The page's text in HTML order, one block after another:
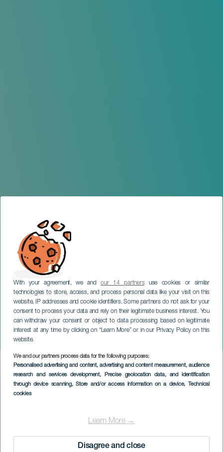
With your agreement, we andour 14 partnersuse cookies or similar
technologies to store, access, and process personal data like your visit on this
website, IP addresses and cookie identifiers. Some partners do not ask for your
consent to process your data and rely on their legitimate business interest. You
can withdraw your consent or object to data processing based on legitimate
interest at any time by clicking on “Learn More” or in our Privacy Policy on this
website.
We and our partners process data for the following purposes:
Personalised advertising and content, advertising and content measurement, audience
research and services development, Precise geolocation data, and identification
through device scanning, Store and/or access information on a device, Technical
cookies
Learn More →
Disagree and close
Open Barceló Los Silos
Natural
TENERIFFA
Imagen
Listado